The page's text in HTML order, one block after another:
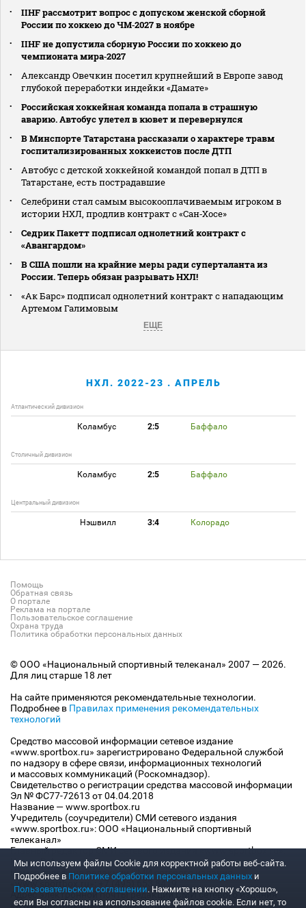
IIHF рассмотрит вопрос с допуском женской сборной
России по хоккею до ЧМ‑2027 в ноябре
IIHF не допустила сборную России по хоккею до
чемпионата мира‑2027
Александр Овечкин посетил крупнейший в Европе завод
глубокой переработки индейки «Дамате»
Российская хоккейная команда попала в страшную
аварию. Автобус улетел в кювет и перевернулся
В Минспорте Татарстана рассказали о характере травм
госпитализированных хоккеистов после ДТП
Автобус с детской хоккейной командой попал в ДТП в
Татарстане, есть пострадавшие
Селебрини стал самым высокооплачиваемым игроком в
истории НХЛ, продлив контракт с «Сан‑Хосе»
Седрик Пакетт подписал однолетний контракт с
«Авангардом»
В США пошли на крайние меры ради суперталанта из
России. Теперь обязан разрывать НХЛ!
«Ак Барс» подписал однолетний контракт с нападающим
Артемом Галимовым
ЕЩЕ
НХЛ. 2022-23 . АПРЕЛЬ
Атлантический дивизион
Коламбус 2:5 Баффало
Столичный дивизион
Коламбус 2:5 Баффало
Центральный дивизион
Нэшвилл 3:4 Колорадо
Помощь
Обратная связь
О портале
Реклама на портале
Пользовательское соглашение
Охрана труда
Политика обработки персональных данных
© ООО «Национальный спортивный телеканал» 2007 — 2026.
Для лиц старше 18 лет
На сайте применяются рекомендательные технологии.
Подробнее в Правилах применения рекомендательных
технологий
Средство массовой информации сетевое издание
«www.sportbox.ru» зарегистрировано Федеральной службой
по надзору в сфере связи, информационных технологий
и массовых коммуникаций (Роскомнадзор).
Свидетельство о регистрации средства массовой информации
Эл № ФС77-72613 от 04.04.2018
Название — www.sportbox.ru
Учредитель (соучредители) СМИ сетевого издания
«www.sportbox.ru»: ООО «Национальный спортивный
телеканал»
Главный редактор СМИ сетевого издания «www.sportbox.ru»:
Конов В.А.
Номер телефона редакции СМИ сетевого издания
«www.sportbox.ru»: +7 (495) 653 8419
Адрес электронной почты редакции СМИ сетевого издания
«www.sportbox.ru»: editor@sportbox.ru
Мы используем файлы Сookie для корректной работы веб-сайта.
Подробнее в Политике обработки персональных данных и
Пользовательском соглашении. Нажмите на кнопку «Хорошо»,
если Вы согласны на использование файлов cookie. Если нет, то